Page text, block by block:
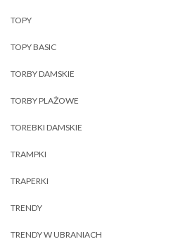
TOPY
TOPY BASIC
TORBY DAMSKIE
TORBY PLAŻOWE
TOREBKI DAMSKIE
TRAMPKI
TRAPERKI
TRENDY
TRENDY W UBRANIACH